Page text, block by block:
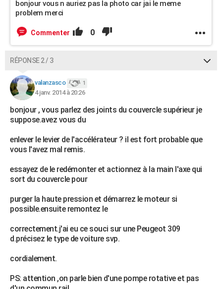
bonjour vous n auriez pas la photo car jai le meme
problem merci
Commenter 0
RÉPONSE 2 / 3
valanzasco 1
4 janv. 2014 à 20:26
bonjour , vous parlez des joints du couvercle supérieur je
suppose.avez vous du
enlever le levier de l'accélérateur ? il est fort probable que
vous l'avez mal remis.
essayez de le redémonter et actionnez à la main l'axe qui
sort du couvercle pour
purger la haute pression et démarrez le moteur si
possible.ensuite remontez le
correctement.j'ai eu ce souci sur une Peugeot 309
d.précisez le type de voiture svp.
cordialement.
PS: attention ,on parle bien d'une pompe rotative et pas